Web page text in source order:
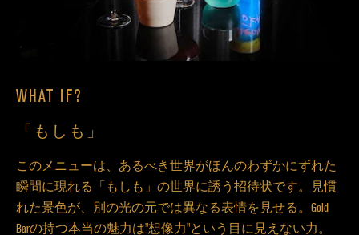
WHAT IF?
「もしも」
このメニューは、あるべき世界がほんのわずかにずれた
瞬間に現れる「もしも」の世界に誘う招待状です。見慣
れた景色が、別の光の元では異なる表情を見せる。Gold
Barの持つ本当の魅力は"想像力"という目に見えない力。